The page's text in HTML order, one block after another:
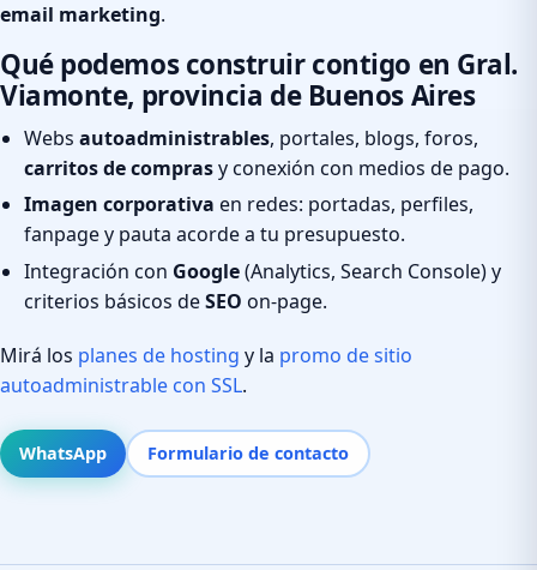
email marketing.
Qué podemos construir contigo en Gral.
Viamonte, provincia de Buenos Aires
Webs autoadministrables, portales, blogs, foros,
carritos de comprasy conexión con medios de pago.
Imagen corporativa en redes: portadas, perfiles,
fanpage y pauta acorde a tu presupuesto.
Integración con Google(Analytics, Search Console) y
criterios básicos deSEO on-page.
Mirá los planes de hosting y la promo de sitio
autoadministrable con SSL.
WhatsApp Formulario de contacto